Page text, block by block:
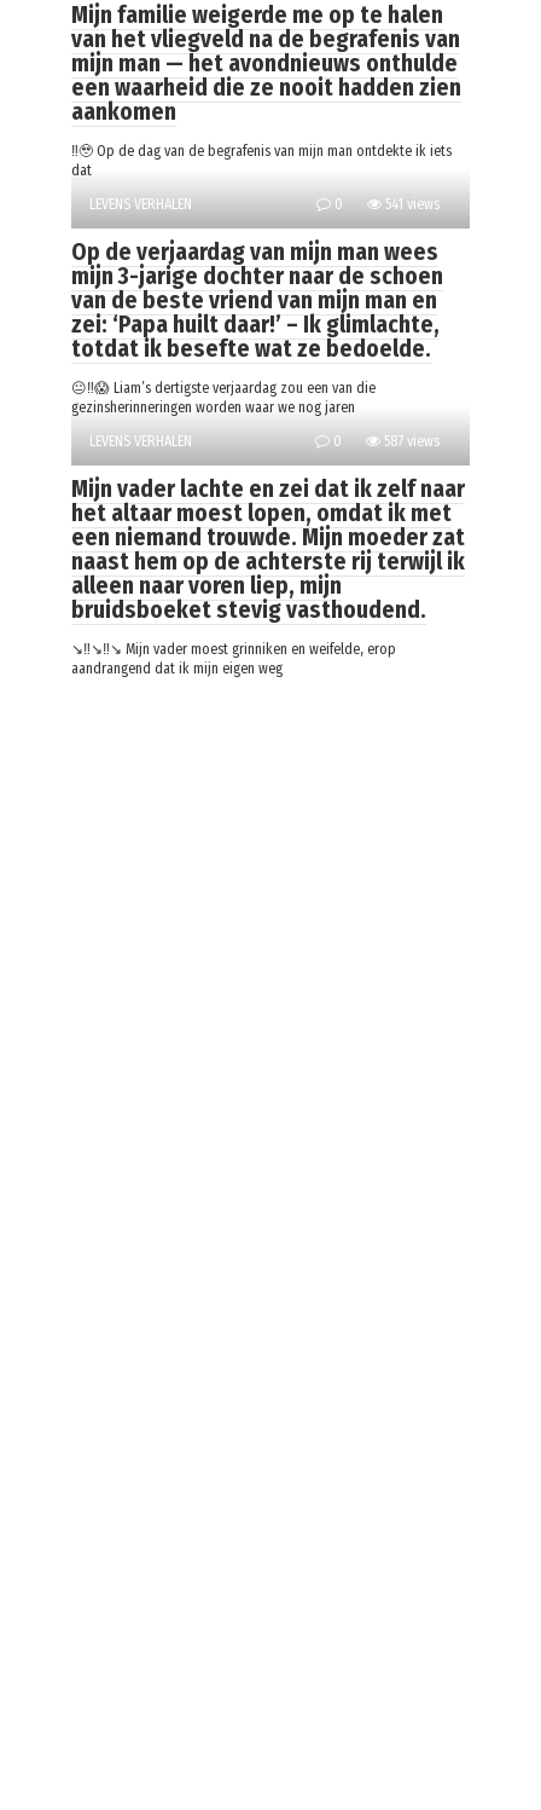
Mijn familie weigerde me op te halen
van het vliegveld na de begrafenis van
mijn man — het avondnieuws onthulde
een waarheid die ze nooit hadden zien
aankomen
‼️🥹 Op de dag van de begrafenis van mijn man ontdekte ik iets
dat
LEVENS VERHALEN
0 541 views
Op de verjaardag van mijn man wees
mijn 3-jarige dochter naar de schoen
van de beste vriend van mijn man en
zei: ‘Papa huilt daar!’ – Ik glimlachte,
totdat ik besefte wat ze bedoelde.
😐‼️😱 Liam’s dertigste verjaardag zou een van die
gezinsherinneringen worden waar we nog jaren
LEVENS VERHALEN
0 587 views
Mijn vader lachte en zei dat ik zelf naar
het altaar moest lopen, omdat ik met
een niemand trouwde. Mijn moeder zat
naast hem op de achterste rij terwijl ik
alleen naar voren liep, mijn
bruidsboeket stevig vasthoudend.
↘️‼️↘️‼️↘️ Mijn vader moest grinniken en weifelde, erop
aandrangend dat ik mijn eigen weg